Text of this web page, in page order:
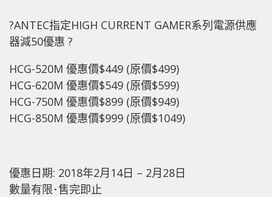
?ANTEC指定HIGH CURRENT GAMER系列電源供應
器減50優惠 ?
HCG-520M 優惠價$449 (原價$499)
HCG-620M 優惠價$549 (原價$599)
HCG-750M 優惠價$899 (原價$949)
HCG-850M 優惠價$999 (原價$1049)
優惠日期: 2018年2月14日 – 2月28日
數量有限･售完即止